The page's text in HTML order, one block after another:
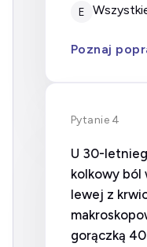
E
Poznaj
Pytanie 4
U 30-
kolkowy ból
lewej z
gorączką